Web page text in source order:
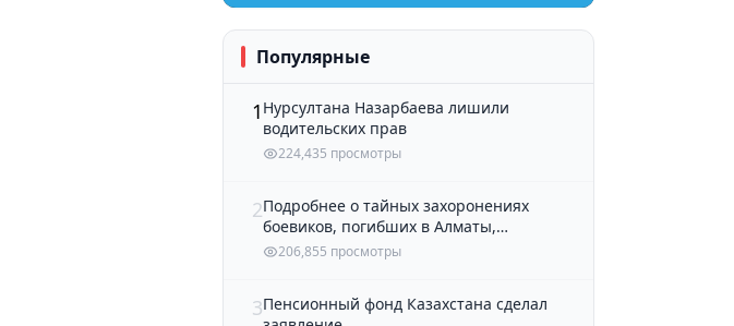
Популярные
1 Нурсултана Назарбаева лишили
водительских прав
224,435 просмотры
2Подробнее о тайных захоронениях
боевиков, погибших в Алматы,
рассказали в полиции
206,855 просмотры
3Пенсионный фонд Казахстана сделал